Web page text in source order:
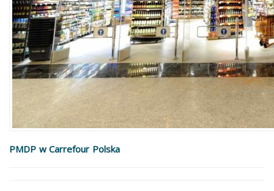
PMDP w Carrefour Polska